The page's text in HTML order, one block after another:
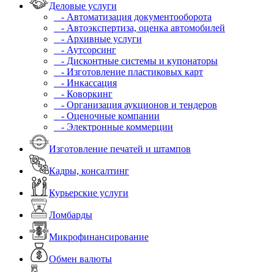
Деловые услуги
- Автоматизация документооборота
- Автоэкспертиза, оценка автомобилей
- Архивные услуги
- Аутсорсинг
- Дисконтные системы и купонаторы
- Изготовление пластиковых карт
- Инкассация
- Коворкинг
- Организация аукционов и тендеров
- Оценочные компании
- Электронные коммерции
Изготовление печатей и штампов
Кадры, консалтинг
Курьерские услуги
Ломбарды
Микрофинансирование
Обмен валюты